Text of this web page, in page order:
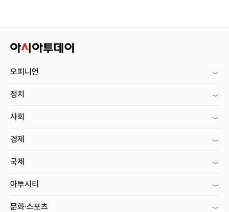
오피니언
정치
사회
경제
국제
아투시티
문화·스포츠